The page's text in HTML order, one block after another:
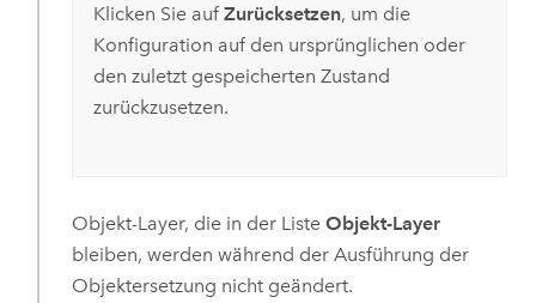
Klicken Sie auf Zurücksetzen, um die
Konfiguration auf den ursprünglichen oder
den zuletzt gespeicherten Zustand
zurückzusetzen.
Objekt-Layer, die in der Liste Objekt-Layer
bleiben, werden während der Ausführung der
Objektersetzung nicht geändert.